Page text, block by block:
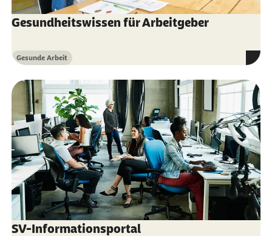
Gesundheitswissen für Arbeitgeber
Kategorie
Gesunde Arbeit
externer Link:
SV-Informationsportal